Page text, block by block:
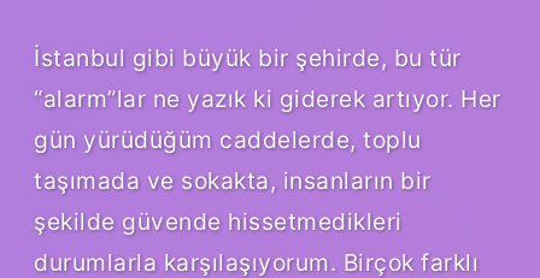
İstanbul gibi büyük bir şehirde, bu tür
“alarm”lar ne yazık ki giderek artıyor. Her
gün yürüdüğüm caddelerde, toplu
taşımada ve sokakta, insanların bir
şekilde güvende hissetmedikleri
durumlarla karşılaşıyorum. Birçok farklı